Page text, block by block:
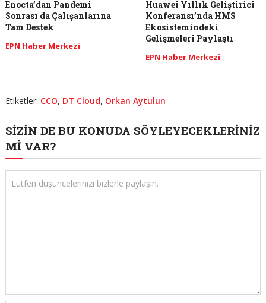
Enocta’dan Pandemi
Sonrası da Çalışanlarına
Tam Destek
EPN Haber Merkezi
Huawei Yıllık Geliştirici
Konferansı’nda HMS
Ekosistemindeki
Gelişmeleri Paylaştı
EPN Haber Merkezi
Etiketler: CCO, DT Cloud, Orkan Aytulun
SIZIN DE BU KONUDA SÖYLEYECEKLERINIZ
MI VAR?